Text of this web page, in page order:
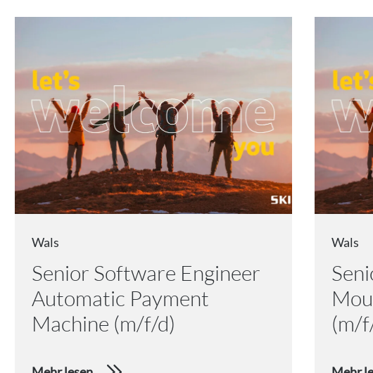
Wals
Senior Software Engineer
Automatic Payment
Machine (m/f/d)
Wals
(m/